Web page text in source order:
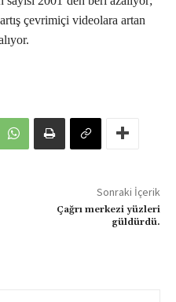
çevrimiçi videolara artan
Sonraki İçerik
Çağrı merkezi yüzleri
güldürdü.